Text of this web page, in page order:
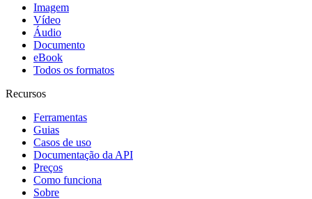
Imagem
Vídeo
Áudio
Documento
eBook
Todos os formatos
Recursos
Ferramentas
Guias
Casos de uso
Documentação da API
Preços
Como funciona
Sobre